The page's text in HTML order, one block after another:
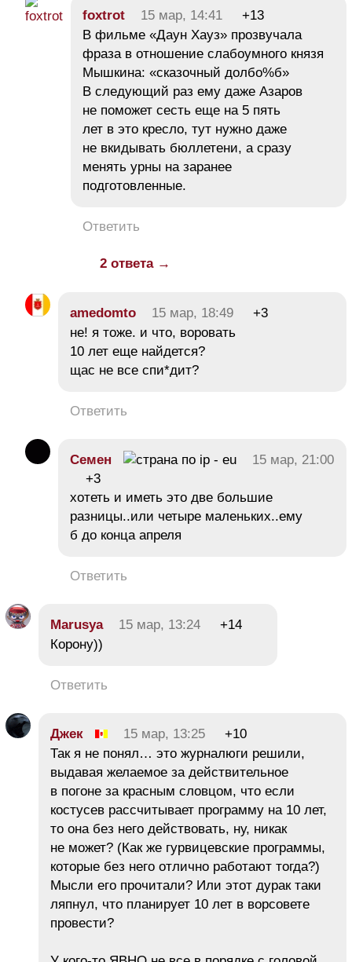
foxtrot 15 мар, 14:41
+13
В фильме «Даун Хауз» прозвучала
фраза в отношение слабоумного князя
Мышкина: «сказочный долбо%б»
В следующий раз ему даже Азаров
не поможет сесть еще на 5 пять
лет в это кресло, тут нужно даже
не вкидывать бюллетени, а сразу
менять урны на заранее
подготовленные.
Ответить
2 ответа →
amedomto 15 мар, 18:49
+3
не! я тоже. и что, воровать
10 лет еще найдется?
щас не все спи*дит?
Ответить
Семен
15 мар, 21:00
+3
хотеть и иметь это две большие
разницы..или четыре маленьких..ему
б до конца апреля
Ответить
Marusya 15 мар, 13:24
+14
Корону))
Ответить
Джек 15 мар, 13:25
+10
Так я не понял… это журналюги решили,
выдавая желаемое за действительное
в погоне за красным словцом, что если
костусев рассчитывает программу на 10 лет,
то она без него действовать, ну, никак
не может? (Как же гурвицевские программы,
которые без него отлично работают тогда?)
Мысли его прочитали? Или этот дурак таки
ляпнул, что планирует 10 лет в ворсовете
провести?